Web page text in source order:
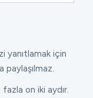
yanıtlamak için
on iki aydır.